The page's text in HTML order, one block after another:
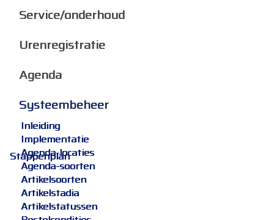
Service/onderhoud
Urenregistratie
Agenda
Systeembeheer
Inleiding
Implementatie
Stappenplan
Agenda-locaties
Agenda-soorten
Artikelsoorten
Artikelstadia
Artikelstatussen